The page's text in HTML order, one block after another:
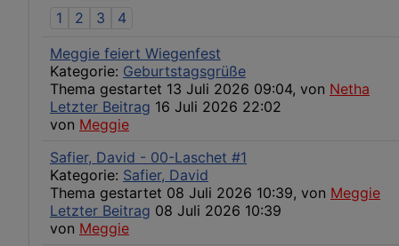
1
2 3
4
Meggie feiert Wiegenfest
Kategorie: Geburtstagsgrüße
Thema gestartet 13 Juli 2026 09:04, von Netha
Letzter Beitrag 16 Juli 2026 22:02
von Meggie
Safier, David - 00-Laschet #1
Kategorie: Safier, David
Thema gestartet 08 Juli 2026 10:39, von Meggie
Letzter Beitrag 08 Juli 2026 10:39
von Meggie